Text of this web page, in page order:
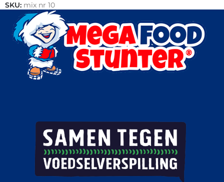
SKU: mix nr 10
Categorie: Outlet